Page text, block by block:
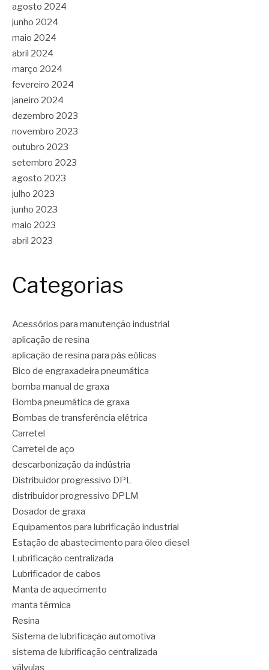
agosto 2024
junho 2024
maio 2024
abril 2024
março 2024
fevereiro 2024
janeiro 2024
dezembro 2023
novembro 2023
outubro 2023
setembro 2023
agosto 2023
julho 2023
junho 2023
maio 2023
abril 2023
Categorias
Acessórios para manutenção industrial
aplicação de resina
aplicação de resina para pás eólicas
Bico de engraxadeira pneumática
bomba manual de graxa
Bomba pneumática de graxa
Bombas de transferência elétrica
Carretel
Carretel de aço
descarbonização da indústria
Distribuidor progressivo DPL
distribuidor progressivo DPLM
Dosador de graxa
Equipamentos para lubrificação industrial
Estação de abastecimento para óleo diesel
Lubrificação centralizada
Lubrificador de cabos
Manta de aquecimento
manta térmica
Resina
Sistema de lubrificação automotiva
sistema de lubrificação centralizada
válvulas